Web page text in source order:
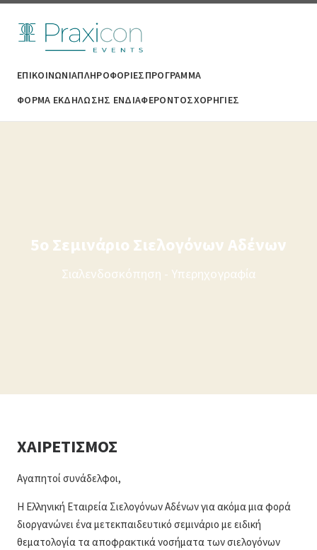
ΕΠΙΚΟΙΝΩΝΙΑΠΛΗΡΟΦΟΡΙΕΣΠΡΟΓΡΑΜΜΑ
ΦΟΡΜΑ ΕΚΔΗΛΩΣΗΣ ΕΝΔΙΑΦΕΡΟΝΤΟΣΧΟΡΗΓΙΕΣ
5ο Σεμινάριο Σιελογόνων Αδένων
Σιαλενδοσκόπηση - Υπερηχογραφία
ΧΑΙΡΕΤΙΣΜΟΣ
Αγαπητοί συνάδελφοι,
Η Ελληνική Εταιρεία Σιελογόνων Αδένων για ακόμα μια φορά
διοργανώνει ένα μετεκπαιδευτικό σεμινάριο με ειδική
θεματολογία τα αποφρακτικά νοσήματα των σιελογόνων